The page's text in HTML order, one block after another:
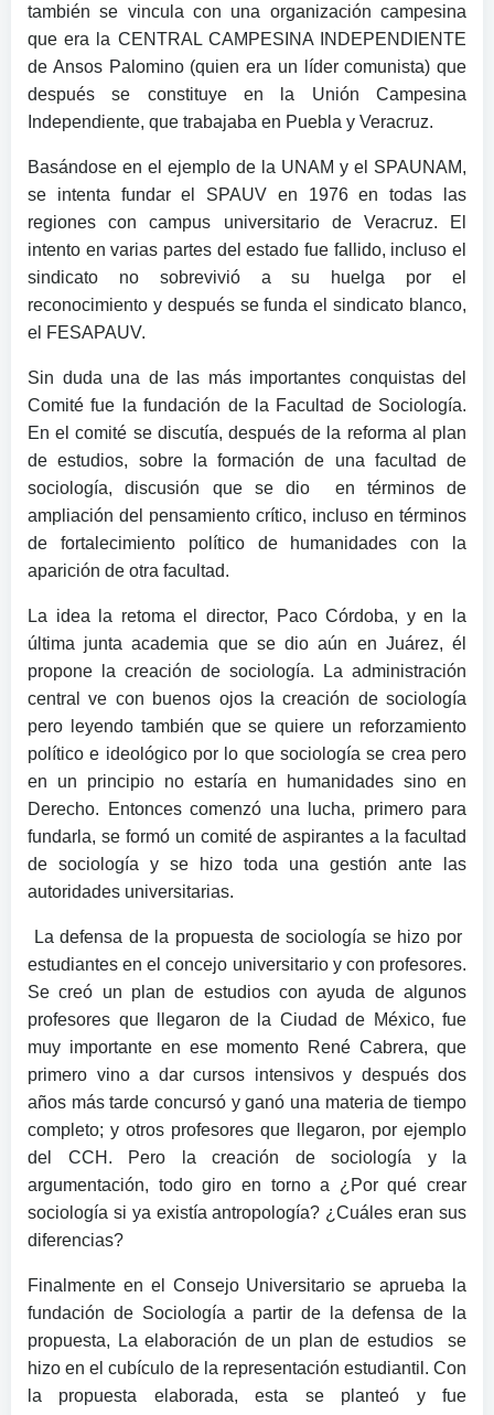
también se vincula con una organización campesina
que era la CENTRAL CAMPESINA INDEPENDIENTE
de Ansos Palomino (quien era un líder comunista) que
después se constituye en la Unión Campesina
Independiente, que trabajaba en Puebla y Veracruz.
Basándose en el ejemplo de la UNAM y el SPAUNAM,
se intenta fundar el SPAUV en 1976 en todas las
regiones con campus universitario de Veracruz. El
intento en varias partes del estado fue fallido, incluso el
sindicato no sobrevivió a su huelga por el
reconocimiento y después se funda el sindicato blanco,
el FESAPAUV.
Sin duda una de las más importantes conquistas del
Comité fue la fundación de la Facultad de Sociología.
En el comité se discutía, después de la reforma al plan
de estudios, sobre la formación de una facultad de
sociología, discusión que se dio en términos de
ampliación del pensamiento crítico, incluso en términos
de fortalecimiento político de humanidades con la
aparición de otra facultad.
La idea la retoma el director, Paco Córdoba, y en la
última junta academia que se dio aún en Juárez, él
propone la creación de sociología. La administración
central ve con buenos ojos la creación de sociología
pero leyendo también que se quiere un reforzamiento
político e ideológico por lo que sociología se crea pero
en un principio no estaría en humanidades sino en
Derecho. Entonces comenzó una lucha, primero para
fundarla, se formó un comité de aspirantes a la facultad
de sociología y se hizo toda una gestión ante las
autoridades universitarias.
La defensa de la propuesta de sociología se hizo por
estudiantes en el concejo universitario y con profesores.
Se creó un plan de estudios con ayuda de algunos
profesores que llegaron de la Ciudad de México, fue
muy importante en ese momento René Cabrera, que
primero vino a dar cursos intensivos y después dos
años más tarde concursó y ganó una materia de tiempo
completo; y otros profesores que llegaron, por ejemplo
del CCH. Pero la creación de sociología y la
argumentación, todo giro en torno a ¿Por qué crear
sociología si ya existía antropología? ¿Cuáles eran sus
diferencias?
Finalmente en el Consejo Universitario se aprueba la
fundación de Sociología a partir de la defensa de la
propuesta, La elaboración de un plan de estudios se
hizo en el cubículo de la representación estudiantil. Con
la propuesta elaborada, esta se planteó y fue